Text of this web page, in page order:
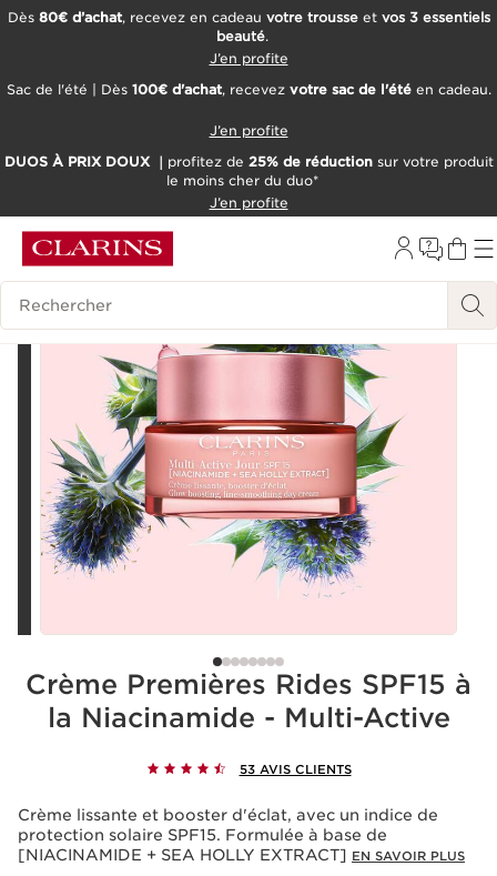
CONSULTER LE PIED DE PAGE
Dès 80€ d’achat, recevez en cadeau votre trousseet vos 3 essentiels
beauté.
J’en profite
Sac de l'été | Dès 100€ d'achat, recevez votre sac de l'étéen cadeau.
J’en profite
DUOS À PRIX DOUX ｜ profitez de 25% de réductionsur votre produit
le moins cher du duo*
J’en profite
Historique des recherches
Crème Premières Rides SPF15 à
la Niacinamide - Multi-Active
53 AVIS CLIENTS
Crème lissante et booster d'éclat, avec un indice de
protection solaire SPF15. Formulée à base de
[NIACINAMIDE + SEA HOLLY EXTRACT] EN SAVOIR PLUS